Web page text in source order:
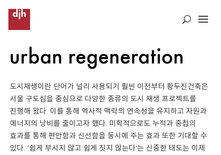
urban regeneration
도시재생이란 단어가 널리 사용되기 훨씬 이전부터 황두진건축은
서울 구도심을 중심으로 다양한 종류의 도시 재생 프로젝트를
진행해 왔다. 이를 통해 역사적 맥락의 연속성을 유지하고 자원과
에너지의 낭비를 줄이고자 했다. 미학적으로도 누적과 중첩의
효과를 통해 편안함과 신선함을 동시에 주는 효과 또한 기대할 수
있다. ‘쉽게 부시지 않고 쉽게 짓지 않는다’는 신중한 태도는 이제